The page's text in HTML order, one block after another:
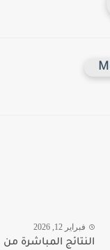
فبراير 12, 2026
النتائج المباشرة من